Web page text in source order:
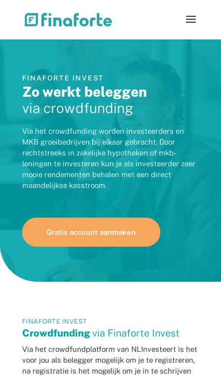
FINAFORTE INVEST
Zo werkt beleggen
via crowdfunding
Via het crowdfunding worden investeerders en
MKB groeibedrijven bij elkaar gebracht. Door
rechtstreeks in zakelijke hypotheken of mkb-
leningen te investeren kun je als investeerder zeer
mooie rendementen behalen met een direct
maandelijkse kasstroom.
Gratis account aanmaken
FINAFORTE INVEST
Crowdfundingvia Finaforte Invest
Via het crowdfundplatform van NLInvesteert is het
voor jou als belegger mogelijk om je te registreren,
na registratie is het mogelijk om je in te schrijven